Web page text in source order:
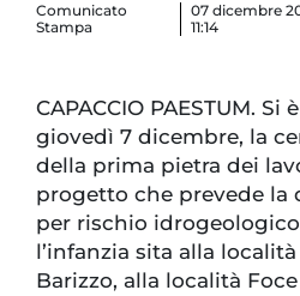
Comunicato
Stampa
07 dicembre
11:14
CAPACCIO PAESTUM.
giovedì 7 dicembre, la
della prima pietra dei
progetto che prevede la
per rischio
l’infanzia sita alla
Barizzo, alla località